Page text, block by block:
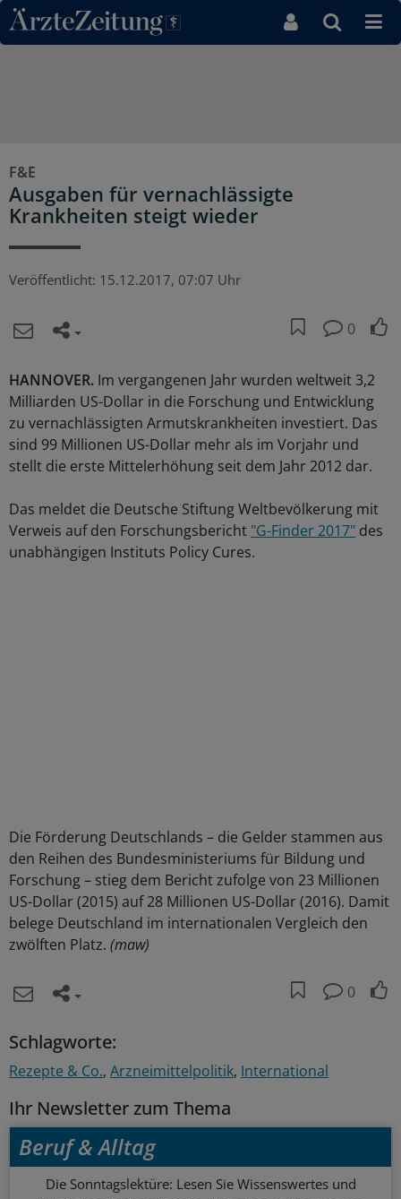
Direkt zum Inhaltsbereich
F&E
Ausgaben für vernachlässigte
Krankheiten steigt wieder
Veröffentlicht: 15.12.2017, 07:07 Uhr
0
HANNOVER. Im vergangenen Jahr wurden weltweit 3,2
Milliarden US-Dollar in die Forschung und Entwicklung
zu vernachlässigten Armutskrankheiten investiert. Das
sind 99 Millionen US-Dollar mehr als im Vorjahr und
stellt die erste Mittelerhöhung seit dem Jahr 2012 dar.
Das meldet die Deutsche Stiftung Weltbevölkerung mit
Verweis auf den Forschungsbericht "G-Finder 2017" des
unabhängigen Instituts Policy Cures.
Die Förderung Deutschlands – die Gelder stammen aus
den Reihen des Bundesministeriums für Bildung und
Forschung – stieg dem Bericht zufolge von 23 Millionen
US-Dollar (2015) auf 28 Millionen US-Dollar (2016). Damit
belege Deutschland im internationalen Vergleich den
zwölften Platz. (maw)
0
Schlagworte:
Rezepte & Co. Arzneimittelpolitik International
Ihr Newsletter zum Thema
Beruf & Alltag
Die Sonntagslektüre: Lesen Sie Wissenswertes und